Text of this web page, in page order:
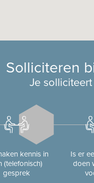
Solliciteren
Je
kennis in
(telefonisch)
gesprek
Is er
doen